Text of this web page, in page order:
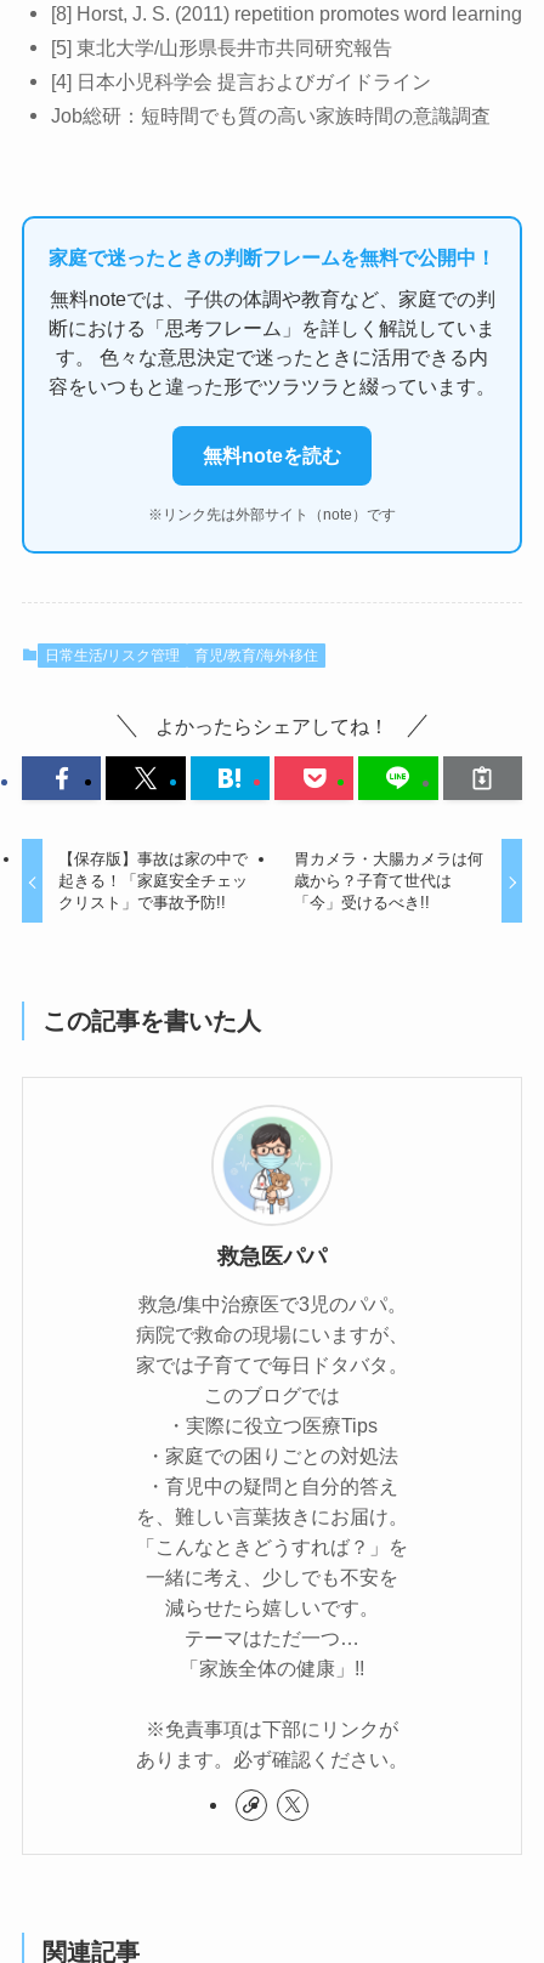
[8] Horst, J. S. (2011) repetition promotes word learning
[5] 東北大学/山形県長井市共同研究報告
[4] 日本小児科学会 提言およびガイドライン
Job総研：短時間でも質の高い家族時間の意識調査
家庭で迷ったときの判断フレームを無料で公開中！
無料noteでは、子供の体調や教育など、家庭での判
断における「思考フレーム」を詳しく解説していま
す。 色々な意思決定で迷ったときに活用できる内
容をいつもと違った形でツラツラと綴っています。
無料noteを読む
※リンク先は外部サイト（note）です
日常生活/リスク管理 育児/教育/海外移住
よかったらシェアしてね！
【保存版】事故は家の中で
起きる！「家庭安全チェッ
クリスト」で事故予防!!
胃カメラ・大腸カメラは何
歳から？子育て世代は
「今」受けるべき!!
この記事を書いた人
救急医パパ
救急/集中治療医で3児のパパ。
病院で救命の現場にいますが、
家では子育てで毎日ドタバタ。
このブログでは
・実際に役立つ医療Tips
・家庭での困りごとの対処法
・育児中の疑問と自分的答え
を、難しい言葉抜きにお届け。
「こんなときどうすれば？」を
一緒に考え、少しでも不安を
減らせたら嬉しいです。
テーマはただ一つ…
「家族全体の健康」!!
※免責事項は下部にリンクが
あります。必ず確認ください。
関連記事